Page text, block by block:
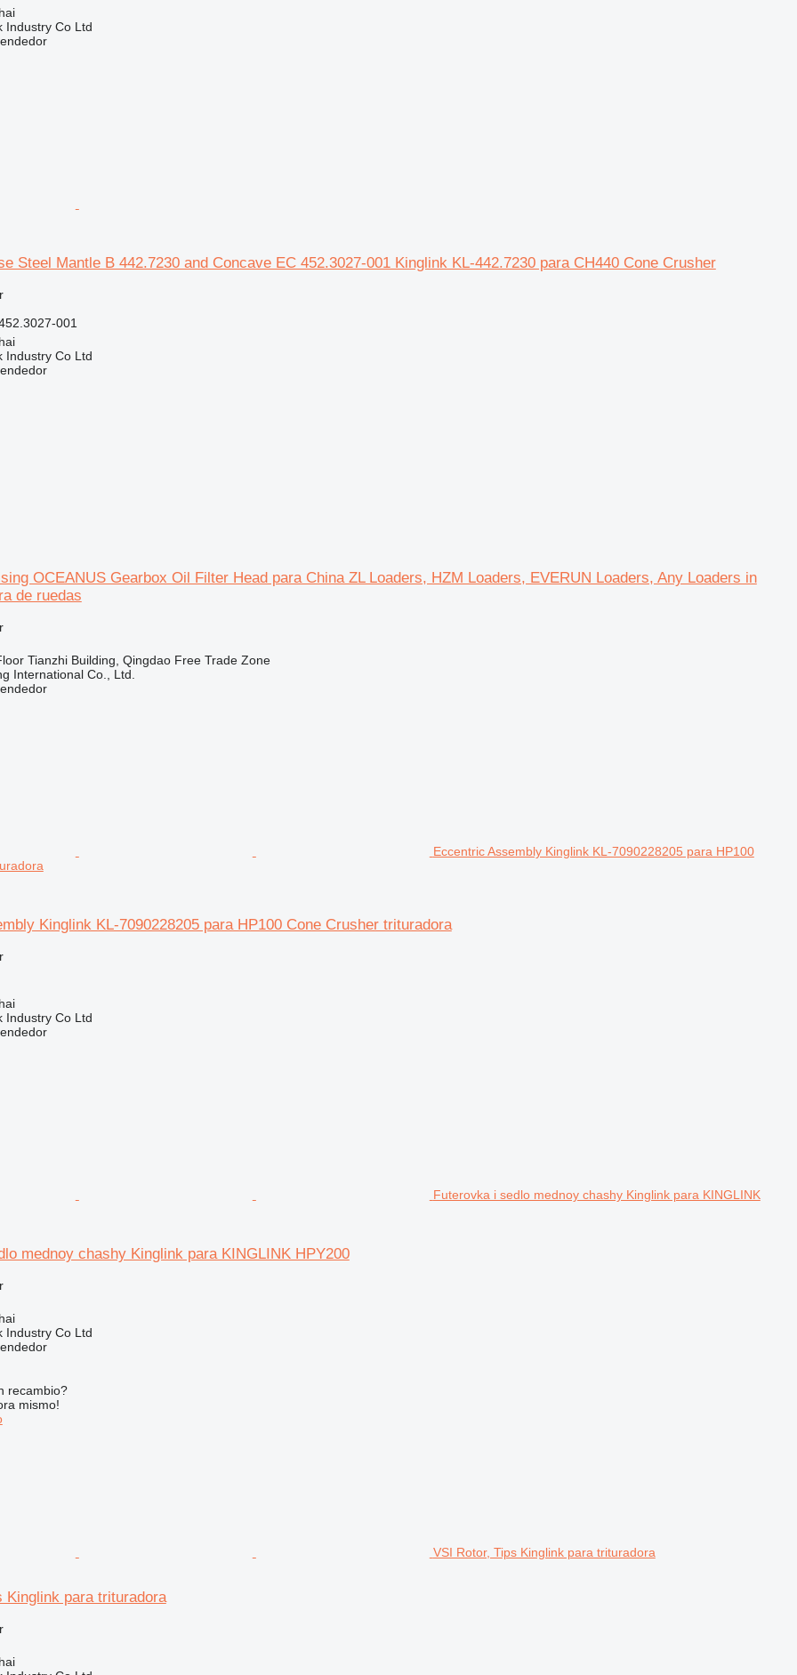
Industry Co Ltd
Steel Mantle B 442.7230 and Concave EC 452.3027-001 Kinglink KL-442.7230 para CH440 Cone Crusher
001
Industry Co Ltd
OCEANUS Gearbox Oil Filter Head para China ZL Loaders, HZM Loaders, EVERUN Loaders, Any Loaders in
de ruedas
Tianzhi Building, Qingdao Free Trade Zone
International Co., Ltd.
Eccentric Assembly Kinglink KL-7090228205 para HP100
Kinglink KL-7090228205 para HP100 Cone Crusher trituradora
Industry Co Ltd
Futerovka i sedlo mednoy chashy Kinglink para KINGLINK
mednoy chashy Kinglink para KINGLINK HPY200
Industry Co Ltd
recambio?
mismo!
VSI Rotor, Tips Kinglink para trituradora
Kinglink para trituradora